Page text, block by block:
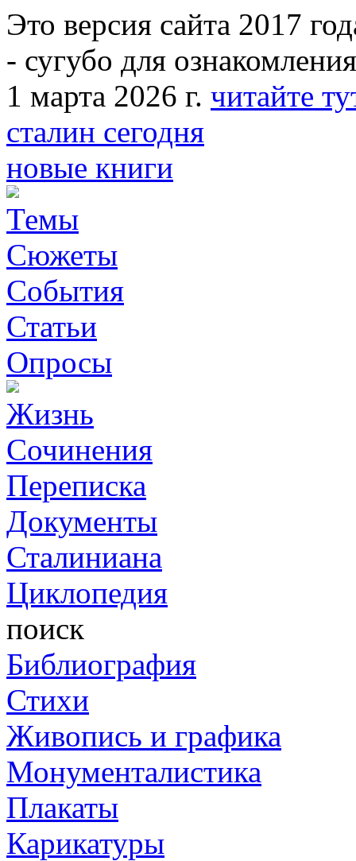
Это версия сайта 2017
- сугубо для
1 марта 2026 г. читайте
сталин сегодня
новые книги
Темы
Сюжеты
События
Статьи
Опросы
Жизнь
Сочинения
Переписка
Документы
Сталиниана
Циклопедия
поиск
Библиография
Стихи
Живопись и графика
Монументалистика
Плакаты
Карикатуры